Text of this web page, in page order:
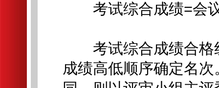
考试综合成绩=会
考试综合成绩合格
成绩高低顺序确定名